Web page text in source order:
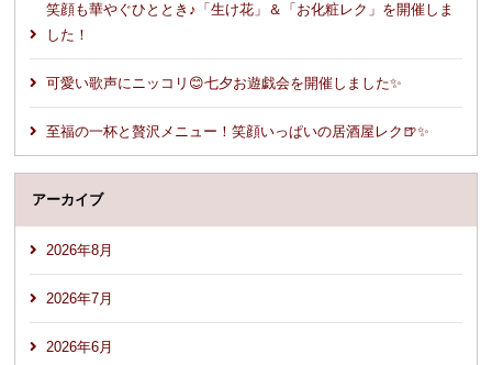
笑顔も華やぐひととき♪「生け花」＆「お化粧レク」を開催しま
した！
可愛い歌声にニッコリ😊七夕お遊戯会を開催しました✨
至福の一杯と贅沢メニュー！笑顔いっぱいの居酒屋レク🍺✨
アーカイブ
2026年8月
2026年7月
2026年6月